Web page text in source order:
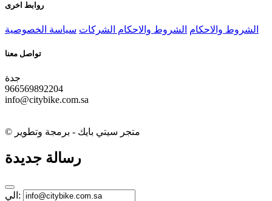
روابط اخرى
الشروط والاحكام الشروط والاحكام الشركات سياسة الخصوصية
تواصل معنا
جدة
966569892204
info@citybike.com.sa
رسالة جديدة
الي: